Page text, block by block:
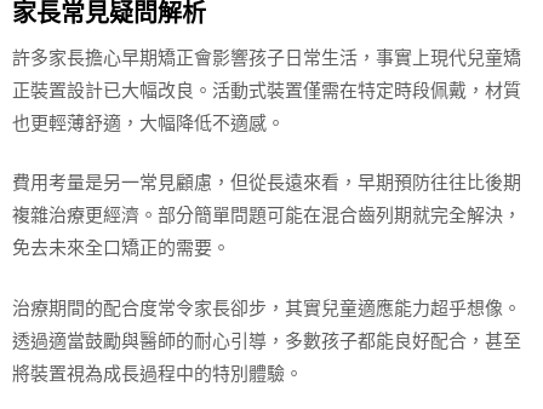
家長常見疑問解析
許多家長擔心早期矯正會影響孩子日常生活，事實上現代兒童矯
正裝置設計已大幅改良。活動式裝置僅需在特定時段佩戴，材質
也更輕薄舒適，大幅降低不適感。
費用考量是另一常見顧慮，但從長遠來看，早期預防往往比後期
複雜治療更經濟。部分簡單問題可能在混合齒列期就完全解決，
免去未來全口矯正的需要。
治療期間的配合度常令家長卻步，其實兒童適應能力超乎想像。
透過適當鼓勵與醫師的耐心引導，多數孩子都能良好配合，甚至
將裝置視為成長過程中的特別體驗。